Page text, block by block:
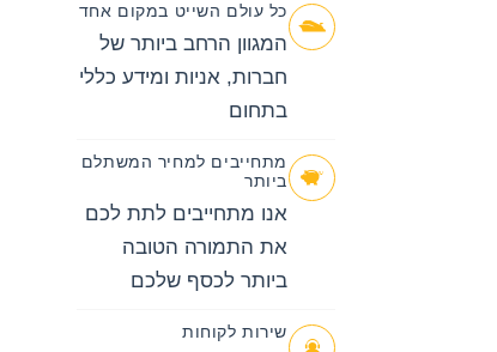
כל עולם השייט במקום אחד
המגוון הרחב ביותר של
חברות, אניות ומידע כללי
בתחום
מתחייבים למחיר המשתלם
ביותר
אנו מתחייבים לתת לכם
את התמורה הטובה
ביותר לכסף שלכם
שירות לקוחות